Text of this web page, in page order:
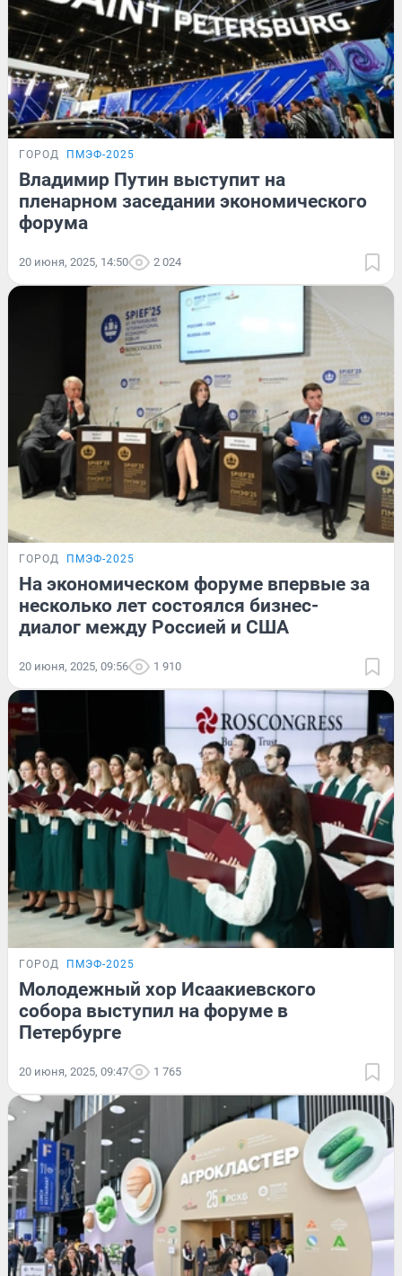
ГОРОД ПМЭФ-2025
Владимир Путин выступит на
пленарном заседании экономического
форума
20 июня, 2025, 14:50 2 024
ГОРОД ПМЭФ-2025
На экономическом форуме впервые за
несколько лет состоялся бизнес-
диалог между Россией и США
20 июня, 2025, 09:56 1 910
ГОРОД ПМЭФ-2025
Молодежный хор Исаакиевского
собора выступил на форуме в
Петербурге
20 июня, 2025, 09:47 1 765